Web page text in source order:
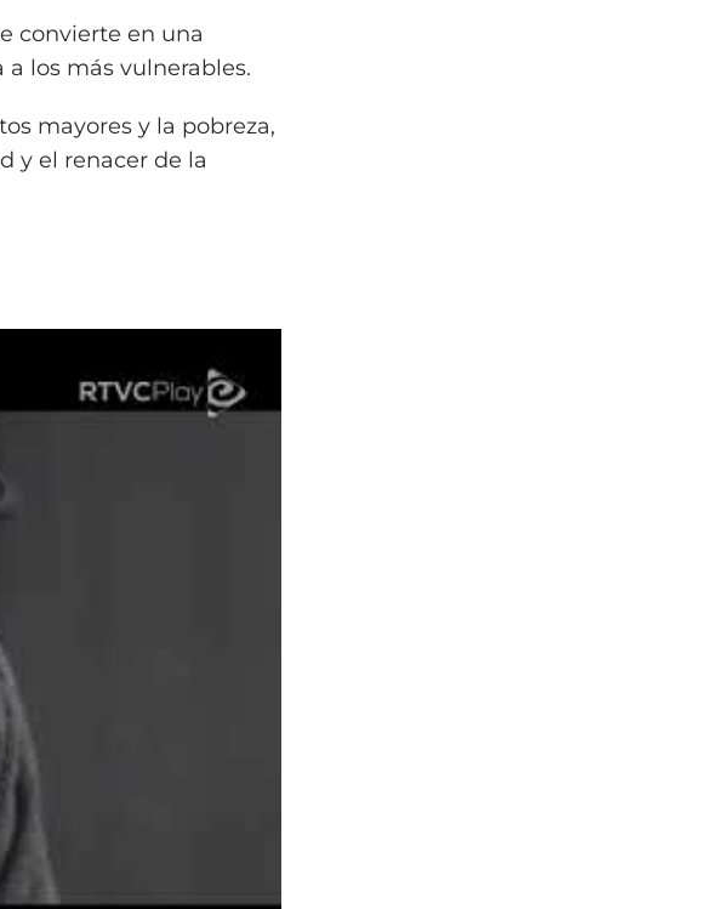
convierte en una
los más vulnerables.
mayores y la pobreza,
y el renacer de la